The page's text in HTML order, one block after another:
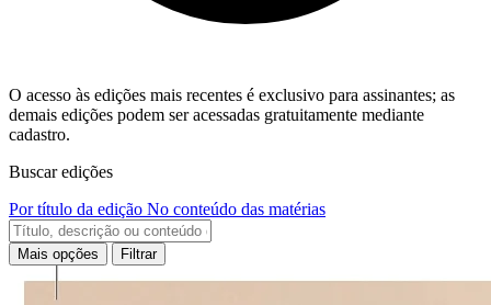
O acesso às edições mais recentes é exclusivo para assinantes; as
demais edições podem ser acessadas gratuitamente mediante
cadastro.
Buscar edições
Por título da edição No conteúdo das matérias
Mais opções Filtrar